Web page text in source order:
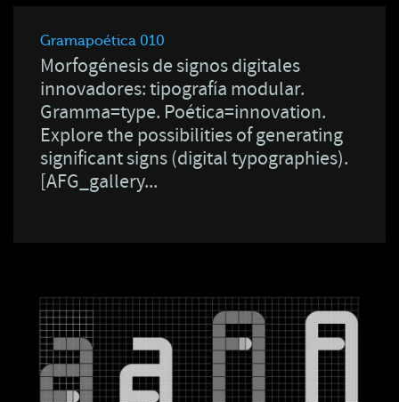
Gramapoética 010
Morfogénesis de signos digitales
innovadores: tipografía modular.
Gramma=type. Poética=innovation.
Explore the possibilities of generating
significant signs (digital typographies).
[AFG_gallery...